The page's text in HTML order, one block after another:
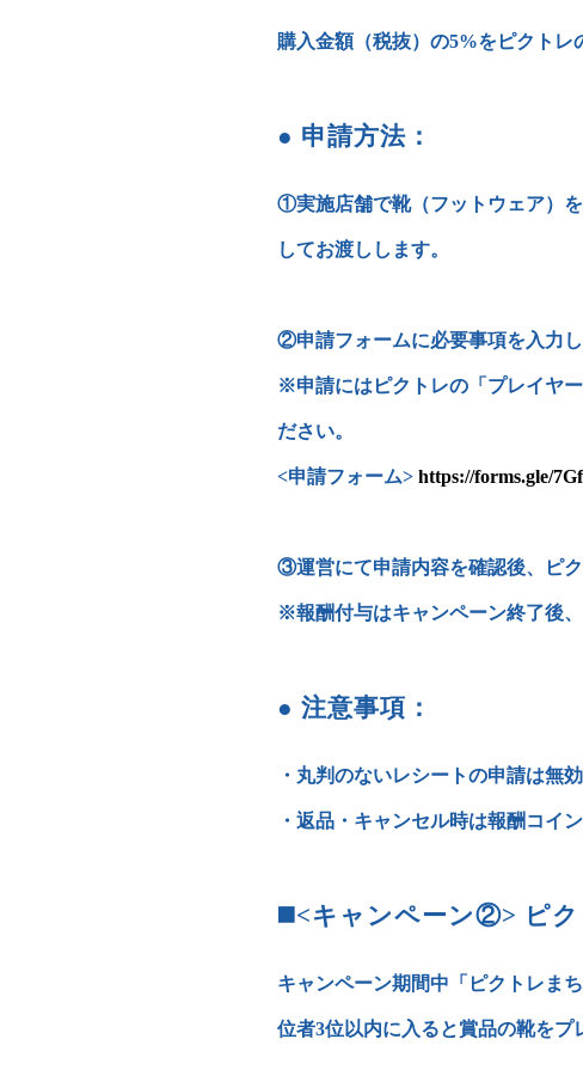
購入金額（税抜）の5%をピクトレ
● 申請方法：
①実施店舗で靴（フットウェア）
してお渡しします。
②申請フォームに必要事項を入力
※申請にはピクトレの「プレイヤ
ださい。
<申請フォーム> https://forms.gle/
③運営にて申請内容を確認後、ピ
※報酬付与はキャンペーン終了後
● 注意事項：
・丸判のないレシートの申請は無効
・返品・キャンセル時は報酬コイ
◼️<キャンペーン②> ピク
キャンペーン期間中「ピクトレま
位者3位以内に入ると賞品の靴をプ